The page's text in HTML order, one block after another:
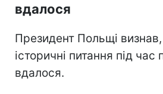
вдалося
Президент Польщі
історичні питання під час
вдалося.